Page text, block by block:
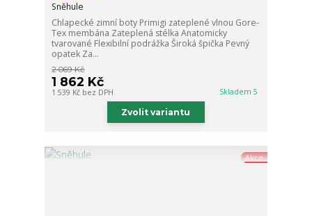
Sněhule
Chlapecké zimní boty Primigi zateplené vlnou Gore-
Tex membána Zateplená stélka Anatomicky
tvarované Flexibilní podrážka Široká špička Pevný
opatek Za...
2 069 Kč
1 862 Kč
1 539 Kč bez DPH Skladem 5
Zvolit variantu
Akce